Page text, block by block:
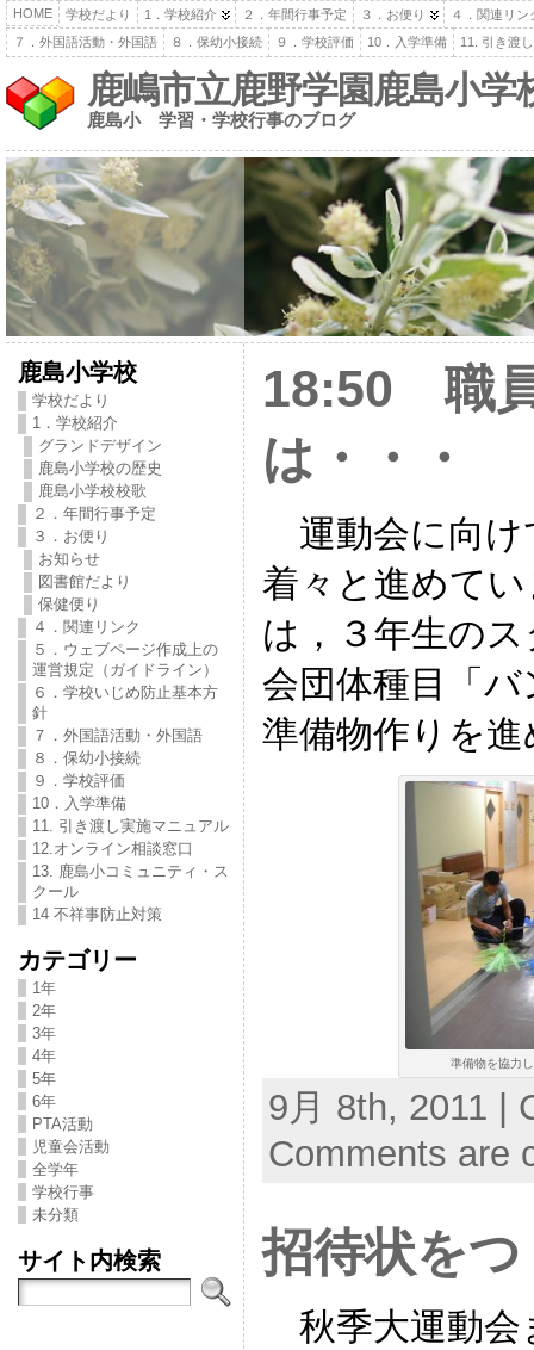
HOME 学校だより 1．学校紹介 ２．年間行事予定 ３．お便り
４．関連リン
７．外国語活動・外国語
８．保幼小接続 ９．学校評価 10．入学準備 11. 引き渡
鹿嶋市立鹿野学園鹿島小学
鹿島小 学習・学校行事のブログ
鹿島小学校
学校だより
1．学校紹介
グランドデザイン
鹿島小学校の歴史
鹿島小学校校歌
２．年間行事予定
３．お便り
お知らせ
図書館だより
保健便り
４．関連リンク
５．ウェブページ作成上の
運営規定（ガイドライン）
６．学校いじめ防止基本方
針
７．外国語活動・外国語
８．保幼小接続
９．学校評価
10．入学準備
11. 引き渡し実施マニュアル
12.オンライン相談窓口
13. 鹿島小コミュニティ・ス
クール
14 不祥事防止対策
カテゴリー
1年
2年
3年
4年
5年
6年
PTA活動
児童会活動
全学年
学校行事
未分類
サイト内検索
18:50 職
は・・・
運動会に向け
着々と進めて
は，３年生の
会団体種目「
準備物作りを
準備物を協力
9月 8th, 2011 |
Comments are
招待状を
秋季大運動会